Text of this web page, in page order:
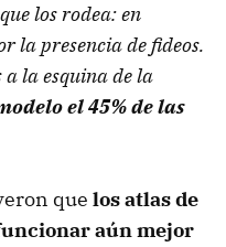
los rodea: en
la presencia de fideos.
a la esquina de la
el 45% de las
que los atlas de
aún mejor